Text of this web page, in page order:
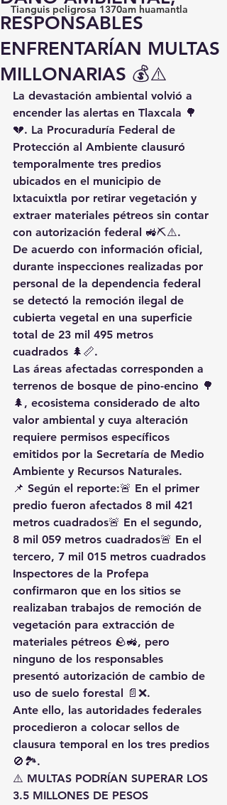
Tianguis peligrosa 1370am huamantla
RESPONSABLES
ENFRENTARÍAN MULTAS
MILLONARIAS 💰⚠️
La devastación ambiental volvió a
encender las alertas en Tlaxcala 🌳
💔. La Procuraduría Federal de
Protección al Ambiente clausuró
temporalmente tres predios
ubicados en el municipio de
Ixtacuixtla por retirar vegetación y
extraer materiales pétreos sin contar
con autorización federal 🚜⛏️⚠️.
De acuerdo con información oficial,
durante inspecciones realizadas por
personal de la dependencia federal
se detectó la remoción ilegal de
cubierta vegetal en una superficie
total de 23 mil 495 metros
cuadrados 🌲📏.
Las áreas afectadas corresponden a
terrenos de bosque de pino-encino 🌳
🌲, ecosistema considerado de alto
valor ambiental y cuya alteración
requiere permisos específicos
emitidos por la Secretaría de Medio
Ambiente y Recursos Naturales.
📌 Según el reporte:🚨 En el primer
predio fueron afectados 8 mil 421
metros cuadrados🚨 En el segundo,
8 mil 059 metros cuadrados🚨 En el
tercero, 7 mil 015 metros cuadrados
Inspectores de la Profepa
confirmaron que en los sitios se
realizaban trabajos de remoción de
vegetación para extracción de
materiales pétreos 🪨🚜, pero
ninguno de los responsables
presentó autorización de cambio de
uso de suelo forestal 📄❌.
Ante ello, las autoridades federales
procedieron a colocar sellos de
clausura temporal en los tres predios
🚫🏞️.
⚠️ MULTAS PODRÍAN SUPERAR LOS
3.5 MILLONES DE PESOS